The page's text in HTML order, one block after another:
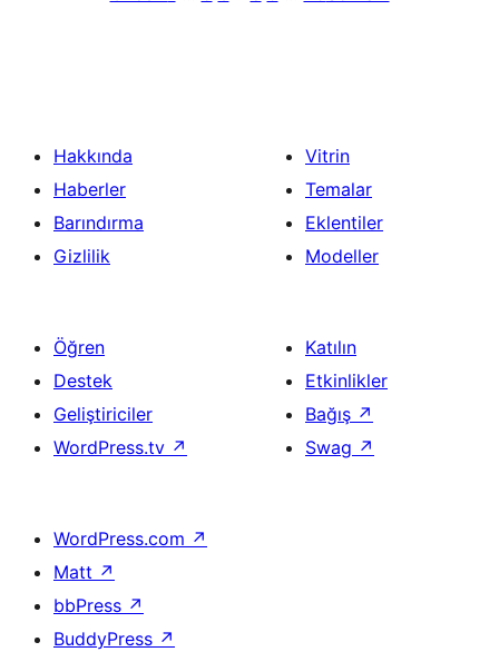
Hakkında
Haberler
Barındırma
Gizlilik
Vitrin
Temalar
Eklentiler
Modeller
Öğren
Destek
Geliştiriciler
WordPress.tv ↗
Katılın
Etkinlikler
Bağış ↗
Swag ↗
WordPress.com ↗
Matt ↗
bbPress ↗
BuddyPress ↗